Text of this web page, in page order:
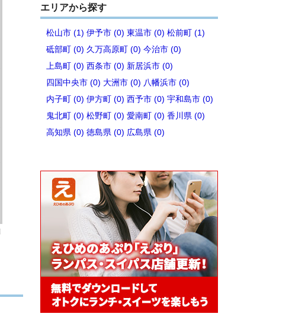
エリアから探す
松山市 (1) 伊予市 (0) 東温市 (0) 松前町 (1)
砥部町 (0) 久万高原町 (0) 今治市 (0)
上島町 (0) 西条市 (0) 新居浜市 (0)
四国中央市 (0) 大洲市 (0) 八幡浜市 (0)
内子町 (0) 伊方町 (0) 西予市 (0) 宇和島市 (0)
鬼北町 (0) 松野町 (0) 愛南町 (0) 香川県 (0)
高知県 (0) 徳島県 (0) 広島県 (0)